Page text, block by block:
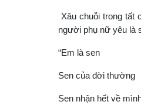
Xâu chuỗi trong tất
người phụ nữ yêu là
“Em là sen
Sen của đời thường
Sen nhận hết về